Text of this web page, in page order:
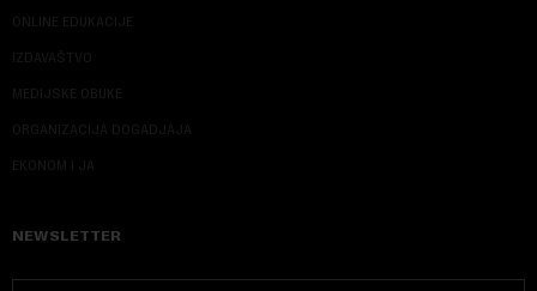
ONLINE EDUKACIJE
IZDAVAŠTVO
MEDIJSKE OBUKE
ORGANIZACIJA DOGADJAJA
EKONOM I JA
NEWSLETTER